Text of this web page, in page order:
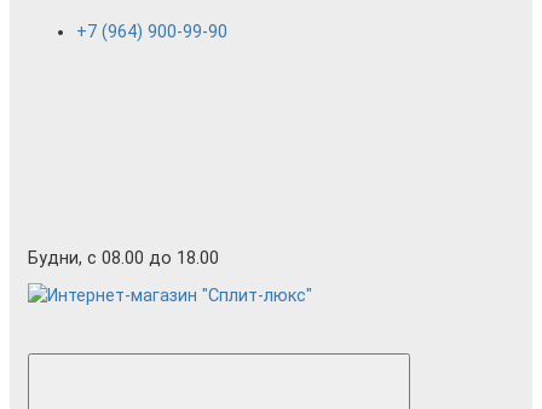
+7 (964) 900-99-90
Будни, с 08.00 до 18.00